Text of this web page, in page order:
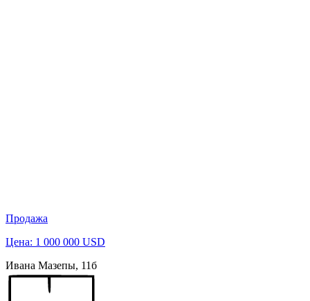
Продажа
Цена: 1 000 000 USD
Ивана Мазепы, 11б